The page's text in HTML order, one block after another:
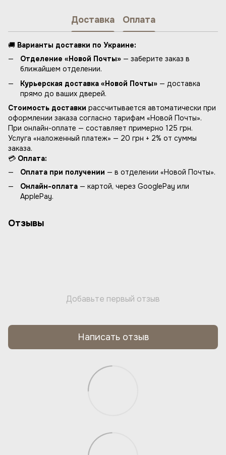
Доставка Оплата
🚚 Варианты доставки по Украине:
Отделение «Новой Почты» — заберите заказ в
ближайшем отделении.
Курьерская доставка «Новой Почты» — доставка
прямо до ваших дверей.
Стоимость доставки рассчитывается автоматически при
оформлении заказа согласно тарифам «Новой Почты».
При онлайн-оплате — составляет примерно 125 грн.
Услуга «наложенный платеж» — 20 грн + 2% от суммы
заказа.
💳 Оплата:
Оплата при получении — в отделении «Новой Почты».
Онлайн-оплата — картой, через GooglePay или
ApplePay.
Отзывы
Добавьте первый отзыв
Написать отзыв